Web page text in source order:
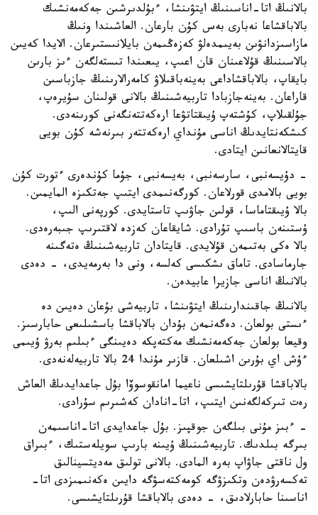
بالانىڭ اتا-اناسىنىڭ ايتۋىنشا، ءبۇلدىرشىن جەكەمەنشىك
بالاباقشاعا نەبارى بەس كۇن بارعان. العاشىندا ونىڭ
مازاسىزدانۋىن بەيىمدەلۋ كەزەڭىمەن بايلانىستىرعان. الايدا كەيىن
بالاسىنىڭ قۇلاعىنان قان اعىپ، يىعىندا تىستەلگەن ءىز بارىن
بايقاپ، بالاباقشاداعى بەينەباقىلاۋ كامەرالارىنىڭ جازباسىن
قاراعان. بەينەجازبادا تاربيەشىنىڭ بالانى قولىنان سۇيرەپ،
جۇلقىلاپ، كۇشتەپ ۇيىقتاتۋعا ارەكەتتەنگەنى كورىنەدى.
كىشكەنتايدىڭ اناسى مۇنداي ارەكەتتەر بىرنەشە كۇن بويى
قايتالانعانىن ايتادى.
- دۇيسەنبى، سارسەنبى، بەيسەنبى، جۇما كۇندەرى ءتورت كۇن
بويى بالامدى قورلاعان. كورگەنىمدى ايتىپ جەتكىزە المايمىن.
بالا ۇيىقتاماسا، قولىن جاۋىپ تاستايدى. كورپەنى الىپ،
ۇستىنەن باسىپ تۇرادى. شايقاعان كەزدە لاقتىرىپ جىبەرەدى.
بالا ەكى بەتىمەن قۇلايدى. قايتادان تاربيەشىنىڭ ەتەگىنە
جارماسادى. تاماق ىشكىسى كەلسە، ونى دا بەرمەيدى، - دەدى
بالانىڭ اناسى جازيرا عابيدەن.
بالانىڭ جاقىندارىنىڭ ايتۋىنشا، تاربيەشى بۇعان دەيىن دە
ءىستى بولعان. دەگەنمەن بۇدان بالاباقشا باسشىلىعى حابارسىز.
وقيعا بولعان جەكەمەنشىك مەكتەپكە دەيىنگى ءبىلىم بەرۋ ۇيىمى
ءۇش اي بۇرىن اشىلعان. قازىر مۇندا 24 بالا تاربيەلەنەدى.
بالاباقشا قۇرىلتايشىسى ناعيما امانقوسوۆا بۇل جاعدايدىڭ العاش
رەت تىركەلگەنىن ايتىپ، اتا-انادان كەشىرىم سۇرادى.
- ءبىز مۇنى بىلگەن جوقپىز. بۇل جاعدايدى اتا-اناسىمەن
بىرگە بىلدىك. تاربيەشىنىڭ ۇيىنە بارىپ سويلەستىك، ءبىراق
ول ناقتى جاۋاپ بەرە المادى. بالانى تولىق مەديتسينالىق
تەكسەرۋدەن وتكىزۋگە كومەكتەسۋگە دايىن ەكەنىمىزدى اتا-
اناسىنا حابارلادىق، - دەدى بالاباقشا قۇرىلتايشىسى.